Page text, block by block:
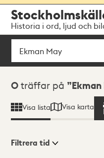
navigationen
huvudinnehållet
Historia i ord, ljud och
Sök
Sökresultat
0 träffar på Ekman
Visa lista Visa karta
Filtrera tid